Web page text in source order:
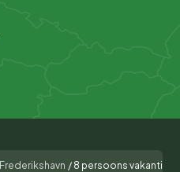
Frederikshavn / 8 persoons vakantie